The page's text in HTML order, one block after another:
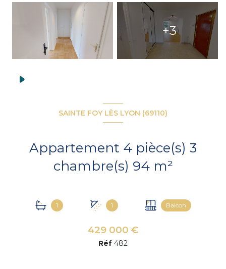
+3
SAINTE FOY LÈS LYON (69110)
Appartement 4 pièce(s) 3
chambre(s) 94 m²
1 1 Balcon
429 000 €
Réf 482